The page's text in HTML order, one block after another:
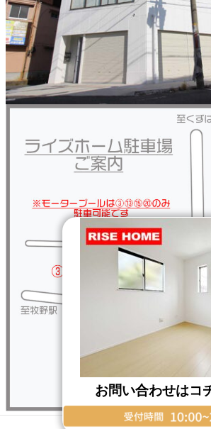
Copyright © RISE HOME All Rights
お問い合わせはコ